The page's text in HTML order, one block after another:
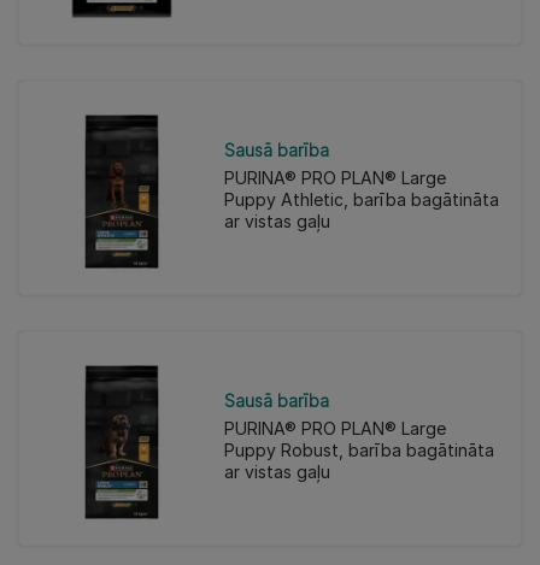
Sausā barība
PURINA® PRO PLAN® Large
Puppy Athletic, barība bagātināta
ar vistas gaļu
Sausā barība
PURINA® PRO PLAN® Large
Puppy Robust, barība bagātināta
ar vistas gaļu